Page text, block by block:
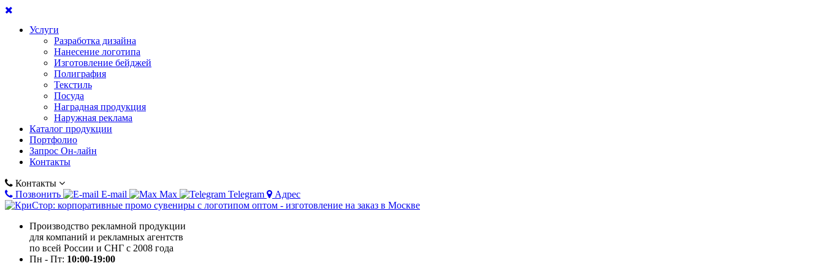
Услуги
Разработка дизайна
Нанесение логотипа
Изготовление бейджей
Полиграфия
Текстиль
Посуда
Наградная продукция
Наружная реклама
Каталог продукции
Портфолио
Запрос Он-лайн
Контакты
Контакты
Позвонить
E-mail Max Telegram Адрес
Производство рекламной продукции
для компаний и рекламных агентств
по всей России и СНГ с 2008 года
Пн - Пт: 10:00-19:00